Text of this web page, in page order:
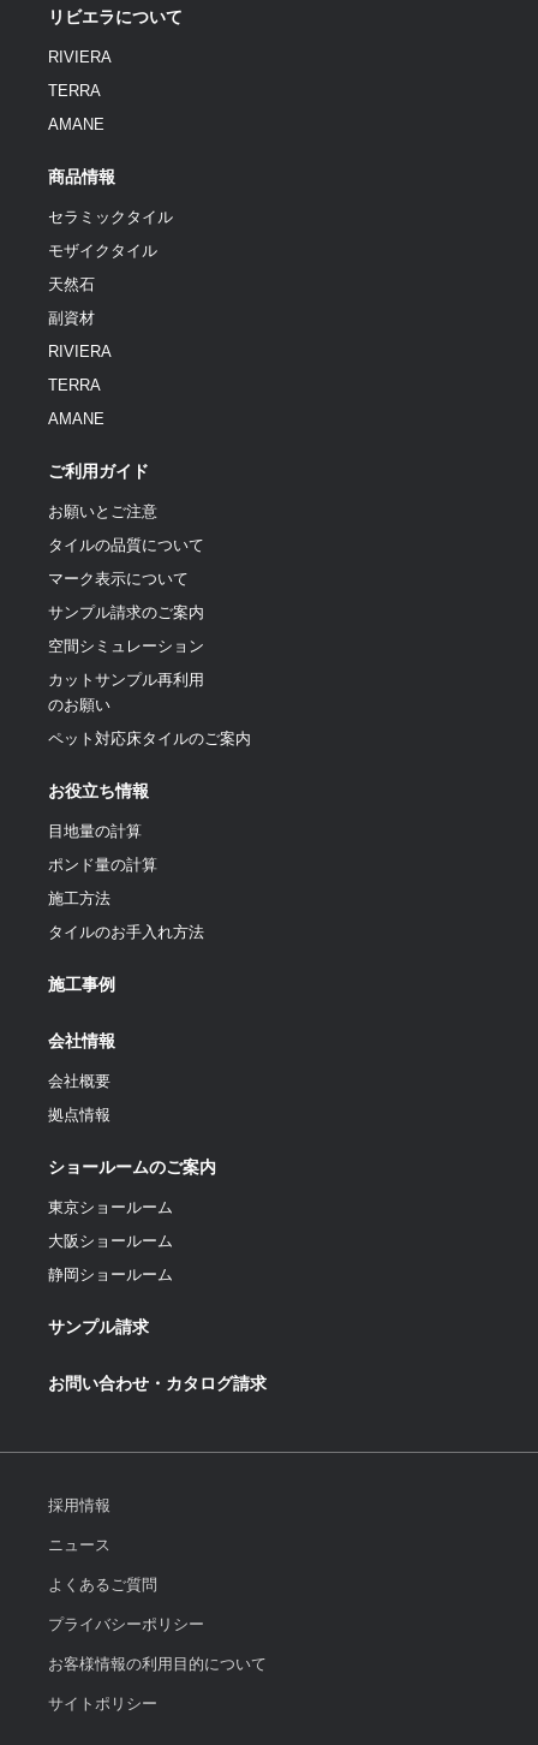
リビエラについて
RIVIERA
TERRA
AMANE
商品情報
セラミックタイル
モザイクタイル
天然石
副資材
RIVIERA
TERRA
AMANE
ご利用ガイド
お願いとご注意
タイルの品質について
マーク表示について
サンプル請求のご案内
空間シミュレーション
カットサンプル再利用
のお願い
ペット対応床タイルのご案内
お役立ち情報
目地量の計算
ポンド量の計算
施工方法
タイルのお手入れ方法
施工事例
会社情報
会社概要
拠点情報
ショールームのご案内
東京ショールーム
大阪ショールーム
静岡ショールーム
サンプル請求
お問い合わせ・カタログ請求
採用情報
ニュース
よくあるご質問
プライバシーポリシー
お客様情報の利用目的について
サイトポリシー